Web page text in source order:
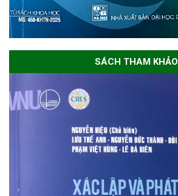
SÁCH THAM KHẢO